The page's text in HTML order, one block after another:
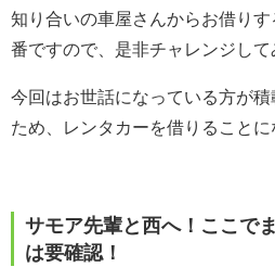
知り合いの車屋さんからお借り
番ですので、是非チャレンジして
今回はお世話になっている方が
ため、レンタカーを借りることに
サモア先輩と西へ！ここで
は要確認！